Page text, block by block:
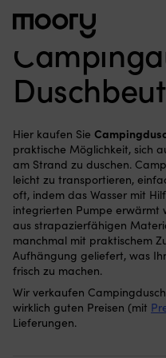
Suchen
nach:
Duschen & Mischbatterien
Hier kaufen Sie
praktische Möglichkeit, sich
am Strand zu duschen.
leicht zu transportieren,
oft, indem das Wasser mit
integrierten Pumpe erwärmt
aus strapazierfähigen
manchmal mit praktischem
Aufhängung geliefert, was
frisch zu machen.
Wir verkaufen
wirklich guten Preisen (mit
Lieferungen.